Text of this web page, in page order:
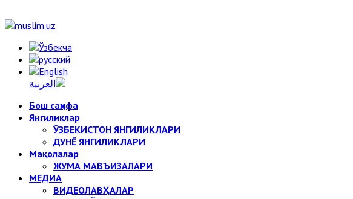
Бош саҳифа
Янгиликлар
ЎЗБЕКИСТОН ЯНГИЛИКЛАРИ
ДУНЁ ЯНГИЛИКЛАРИ
Мақолалар
ЖУМА МАВЪИЗАЛАРИ
МЕДИА
ВИДЕОЛАВҲАЛАР